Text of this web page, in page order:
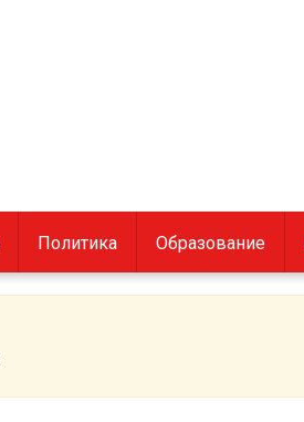
Политика Образование